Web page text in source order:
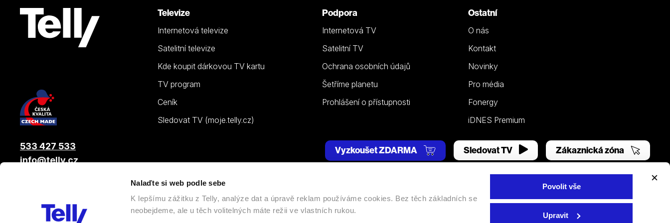
Nalaďte si web podle sebe
K lepšímu zážitku z Telly, analýze dat a úpravě reklam používáme cookies. Bez těch základních se
neobejdeme, ale u těch volitelných máte režii ve vlastních rukou.
Povolit vše
Upravit
Televize
Internetová televize
Satelitní televize
Kde koupit dárkovou TV kartu
TV program
Ceník
Sledovat TV (moje.telly.cz)
Podpora
Internetová TV
Satelitní TV
Ochrana osobních údajů
Šetříme planetu
Prohlášení o přístupnosti
Ostatní
O nás
Kontakt
Novinky
Pro média
Fonergy
iDNES Premium
533 427 533
info@telly.cz
Vyzkoušet ZDARMA Sledovat TV Zákaznická zóna
, člen skupiny LAMA ENERGY GROUP | Všechna práva vyhrazena. |Nastavení cookies